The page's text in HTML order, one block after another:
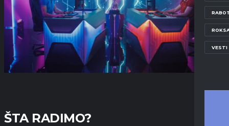
VESTI
ŠTA RADIMO?